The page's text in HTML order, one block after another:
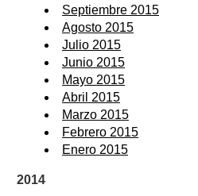
Septiembre 2015
Agosto 2015
Julio 2015
Junio 2015
Mayo 2015
Abril 2015
Marzo 2015
Febrero 2015
Enero 2015
2014